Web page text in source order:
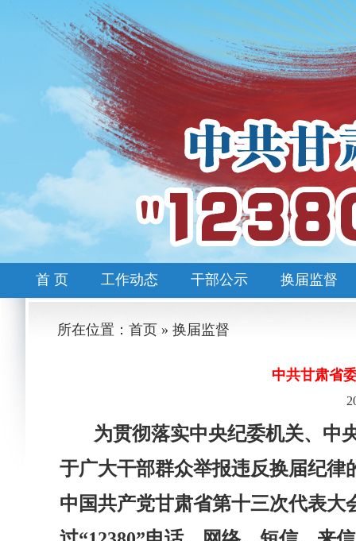
首 页 工作动态 干部公示 换届监督
所在位置：首页 » 换届监督
中共甘肃省
为贯彻落实中央纪委机关、中
于广大干部群众举报违反换届纪
中国共产党甘肃省第十三次代表